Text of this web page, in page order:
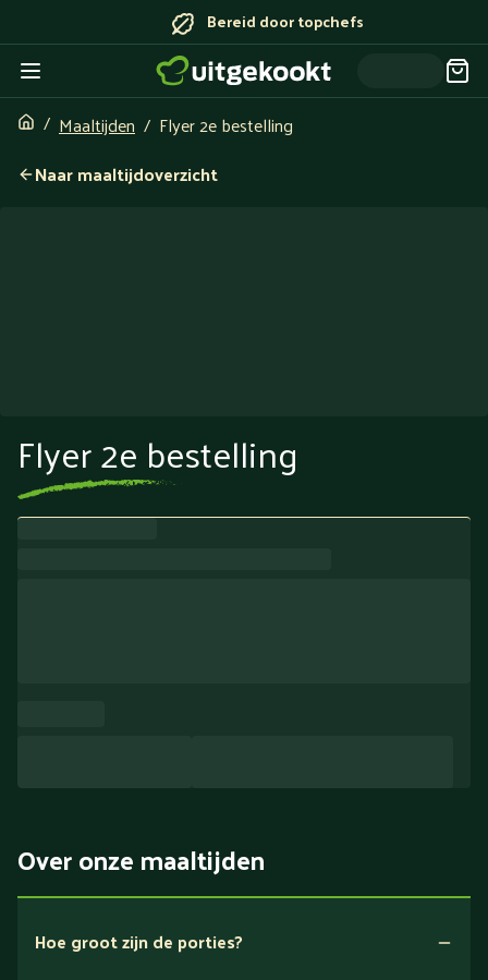
Bereid door topchefs
Maaltijden
Flyer 2e bestelling
Naar maaltijdoverzicht
Flyer 2e bestelling
Over onze maaltijden
Hoe groot zijn de porties?